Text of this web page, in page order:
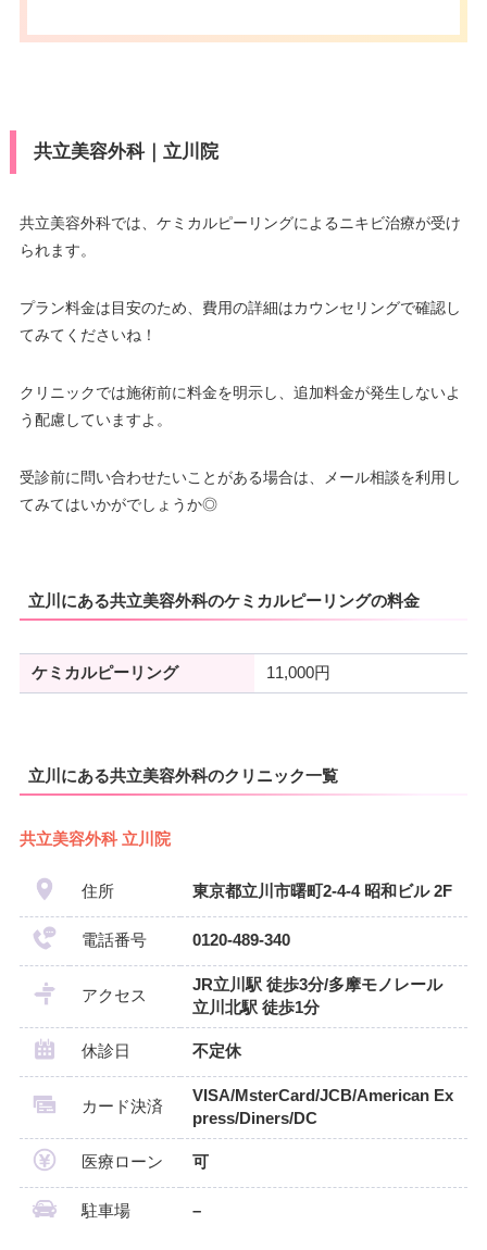
共立美容外科｜立川院
共立美容外科では、ケミカルピーリングによるニキビ治療が受け
られます。
プラン料金は目安のため、費用の詳細はカウンセリングで確認し
てみてくださいね！
クリニックでは施術前に料金を明示し、追加料金が発生しないよ
う配慮していますよ。
受診前に問い合わせたいことがある場合は、メール相談を利用し
てみてはいかがでしょうか◎
立川にある共立美容外科のケミカルピーリングの料金
ケミカルピーリング 11,000円
立川にある共立美容外科のクリニック一覧
共立美容外科 立川院
住所 東京都立川市曙町2-4-4 昭和ビル 2F
電話番号 0120-489-340
アクセス
JR立川駅 徒歩3分/多摩モノレール
立川北駅 徒歩1分
休診日 不定休
カード決済
VISA/MsterCard/JCB/American Ex
press/Diners/DC
医療ローン 可
駐車場 –